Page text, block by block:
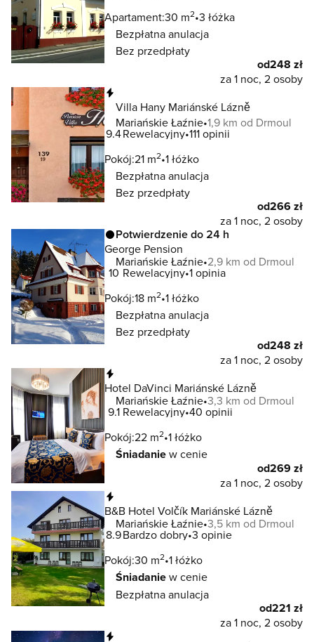
Apartament:30 m2 3 łóżka
Bezpłatna anulacja
Bez przedpłaty
od248 zł
za 1 noc, 2 osoby
Villa Hany Mariánské Lázně
Mariańskie Łaźnie 1,9 km od Drmoul
9.4Rewelacyjny 111 opinii
Pokój:21 m2 1 łóżko
Bezpłatna anulacja
Bez przedpłaty
od266 zł
za 1 noc, 2 osoby
Potwierdzenie do 24 h
George Pension
Mariańskie Łaźnie 2,9 km od Drmoul
10 Rewelacyjny 1 opinia
Pokój:18 m2 1 łóżko
Bezpłatna anulacja
Bez przedpłaty
od248 zł
za 1 noc, 2 osoby
Hotel DaVinci Mariánské Lázně
Mariańskie Łaźnie 3,3 km od Drmoul
9.1 Rewelacyjny 40 opinii
Pokój:22 m2 1 łóżko
Śniadaniew cenie
od269 zł
za 1 noc, 2 osoby
B&B Hotel Volčík Mariánské Lázně
Mariańskie Łaźnie 3,5 km od Drmoul
8.9Bardzo dobry 3 opinie
Pokój:30 m2 1 łóżko
Śniadaniew cenie
Bezpłatna anulacja
od221 zł
za 1 noc, 2 osoby